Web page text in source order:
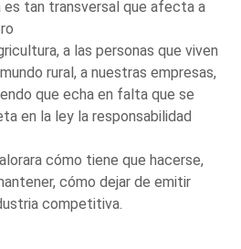
tan transversal que afecta a
a las personas que viven
rural, a nuestras empresas,
que echa en falta que se
en la ley la responsabilidad
cómo tiene que hacerse,
cómo dejar de emitir
competitiva.